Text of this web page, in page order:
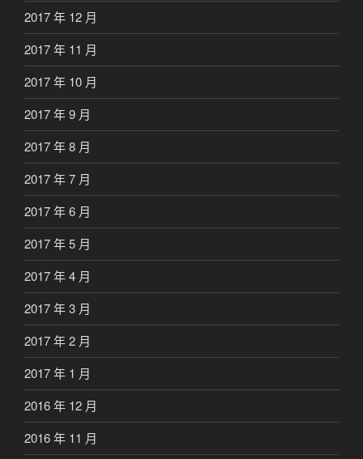
2017 年 12 月
2017 年 11 月
2017 年 10 月
2017 年 9 月
2017 年 8 月
2017 年 7 月
2017 年 6 月
2017 年 5 月
2017 年 4 月
2017 年 3 月
2017 年 2 月
2017 年 1 月
2016 年 12 月
2016 年 11 月